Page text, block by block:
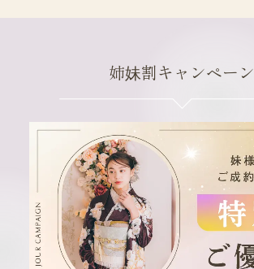
姉妹割キャンペーン